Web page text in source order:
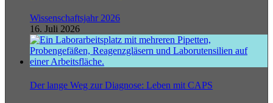
Wissenschaftsjahr 2026
16. Juli 2026
Der lange Weg zur Diagnose: Leben mit CAPS